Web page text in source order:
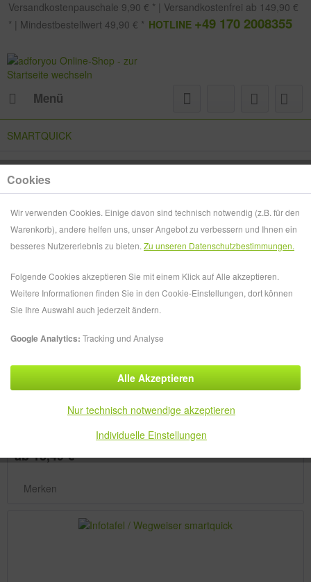
Versandkostenpauschale 9,90 € * | Versandkostenfrei ab 149,90 €
* | Mindestbestellwert 49,90 € * HOTLINE +49 170 2008355
Menü
SMARTQUICK
Filtern
Türschild smartquick
ab 13,49 € *
Merken
Cookies
Wir verwenden Cookies. Einige davon sind technisch notwendig (z.B. für den
Warenkorb), andere helfen uns, unser Angebot zu verbessern und Ihnen ein
besseres Nutzererlebnis zu bieten. Zu unseren Datenschutzbestimmungen.
Folgende Cookies akzeptieren Sie mit einem Klick auf Alle akzeptieren.
Weitere Informationen finden Sie in den Cookie-Einstellungen, dort können
Sie Ihre Auswahl auch jederzeit ändern.
Google Analytics: Tracking und Analyse
Individuelle Einstellungen
Nur technisch notwendige akzeptieren
Alle Akzeptieren